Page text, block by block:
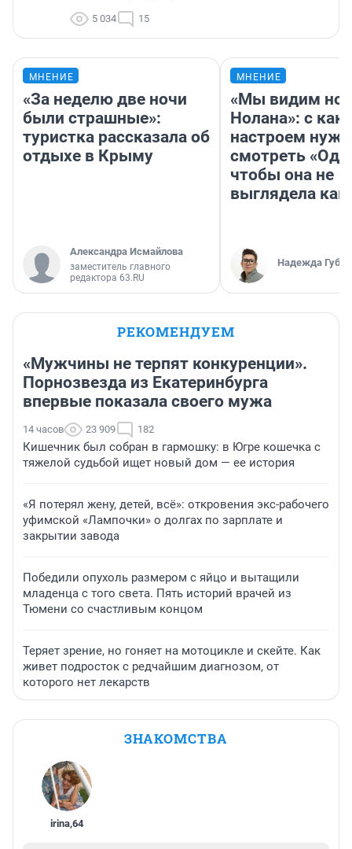
5 034 15
МНЕНИЕ
«За неделю две ночи
были страшные»:
туристка рассказала об
отдыхе в Крыму
Александра Исмайлова
заместитель главного
редактора 63.RU
МНЕНИЕ
«Мы видим
Нолана»: с
настроем
смотреть
чтобы она не
выглядела как
Надежда
РЕКОМЕНДУЕМ
«Мужчины не терпят конкуренции».
Порнозвезда из Екатеринбурга
впервые показала своего мужа
14 часов 23 909 182
Кишечник был собран в гармошку: в Югре кошечка с
тяжелой судьбой ищет новый дом — ее история
«Я потерял жену, детей, всё»: откровения экс-рабочего
уфимской «Лампочки» о долгах по зарплате и
закрытии завода
Победили опухоль размером с яйцо и вытащили
младенца с того света. Пять историй врачей из
Тюмени со счастливым концом
Теряет зрение, но гоняет на мотоцикле и скейте. Как
живет подросток с редчайшим диагнозом, от
которого нет лекарств
ЗНАКОМСТВА
irina,64